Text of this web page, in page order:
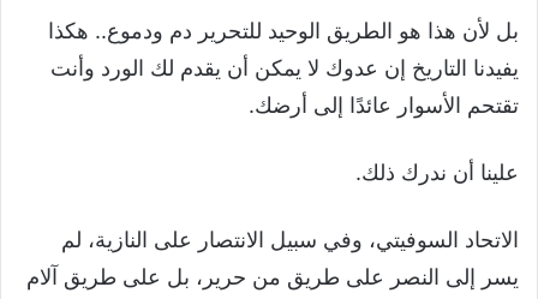
بل لأن هذا هو الطريق الوحيد للتحرير دم ودموع.. هكذا
يفيدنا التاريخ إن عدوك لا يمكن أن يقدم لك الورد وأنت
تقتحم الأسوار عائدًا إلى أرضك.
علينا أن ندرك ذلك.
الاتحاد السوفيتي، وفي سبيل الانتصار على النازية، لم
يسر إلى النصر على طريق من حرير، بل على طريق آلام